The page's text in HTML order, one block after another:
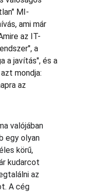
MI-
ami már
az IT-
a
a javítás", és a
mondja:
az
valójában
egy olyan
körű,
kudarcot
az
A cég